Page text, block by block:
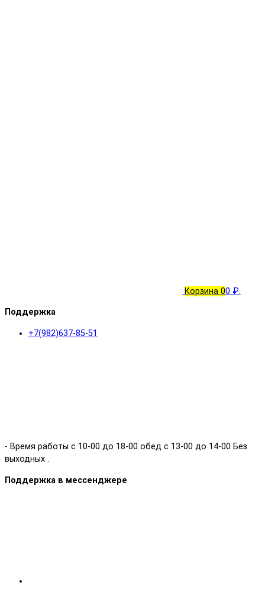
Корзина 00 ₽.
Поддержка
+7(982)637-85-51
- Время работы с 10-00 до 18-00 обед с 13-00 до 14-00 Без
выходных .
Поддержка в мессенджере